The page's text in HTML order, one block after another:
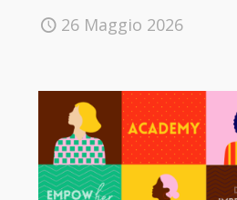
26 Maggio 2026